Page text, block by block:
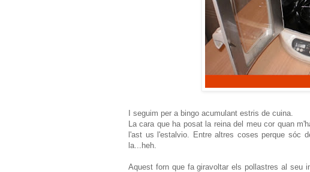
I seguim per a bingo acumulant estris de cuina.
La cara que ha posat la reina del meu cor quan
l'ast us l'estalvio. Entre altres coses perque sóc
la...heh.
Aquest forn que fa giravoltar els pollastres al seu